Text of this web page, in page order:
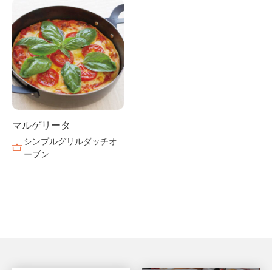
マルゲリータ
シンプルグリルダッチオ
ーブン